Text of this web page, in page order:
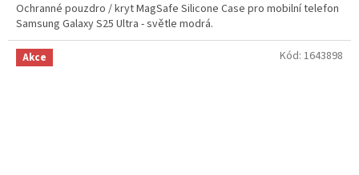
Ochranné pouzdro / kryt MagSafe Silicone Case pro mobilní telefon
Samsung Galaxy S25 Ultra - světle modrá.
Akce Kód: 1643898